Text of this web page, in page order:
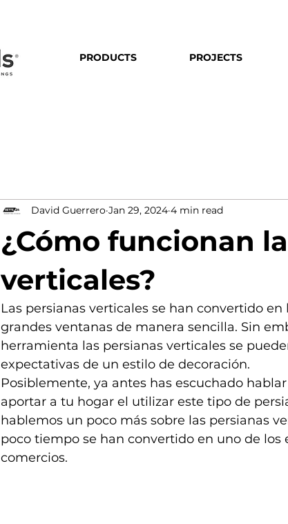
PRODUCTS PROJECTS
¿Cómo funcionan
verticales?
David Guerrero Jan 29, 2024 4 min read
Las persianas verticales se han convertido
grandes ventanas de manera sencilla. Sin
herramienta las persianas verticales se
expectativas de un estilo de decoración.
Posiblemente, ya antes has escuchado
aportar a tu hogar el utilizar este tipo de
hablemos un poco más sobre las persianas
poco tiempo se han convertido en uno de los
comercios.